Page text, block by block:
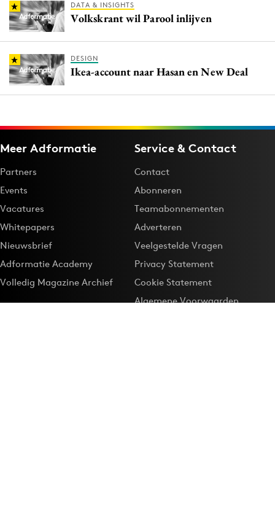
DATA & INSIGHTS
Volkskrant wil Parool inlijven
DESIGN
Ikea-account naar Hasan en New Deal
Meer Adformatie
Partners
Events
Vacatures
Whitepapers
Nieuwsbrief
Adformatie Academy
Volledig Magazine Archief
Service & Contact
Contact
Abonneren
Teamabonnementen
Adverteren
Veelgestelde Vragen
Privacy Statement
Cookie Statement
Algemene Voorwaarden